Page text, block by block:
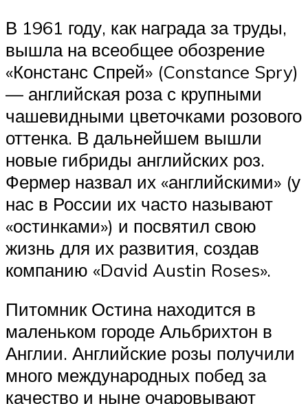
В 1961 году, как награда за труды,
вышла на всеобщее обозрение
«Констанс Спрей» (Constance Spry)
— английская роза с крупными
чашевидными цветочками розового
оттенка. В дальнейшем вышли
новые гибриды английских роз.
Фермер назвал их «английскими» (у
нас в России их часто называют
«остинками») и посвятил свою
жизнь для их развития, создав
компанию «David Austin Roses».
Питомник Остина находится в
маленьком городе Альбрихтон в
Англии. Английские розы получили
много международных побед за
качество и ныне очаровывают